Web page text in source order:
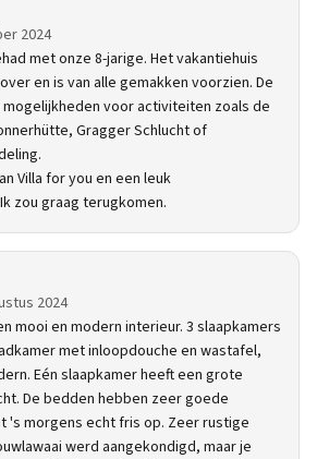
2024
met onze 8-jarige. Het vakantiehuis
en is van alle gemakken voorzien. De
voor activiteiten zoals de
Gragger Schlucht of
Villa for you en een leuk
zou graag terugkomen.
2024
mooi en modern interieur. 3 slaapkamers
met inloopdouche en wastafel,
Eén slaapkamer heeft een grote
De bedden hebben zeer goede
's morgens echt fris op. Zeer rustige
werd aangekondigd, maar je